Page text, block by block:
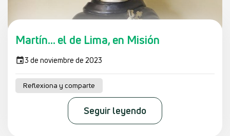
Martín… el de Lima, en Misión
3 de noviembre de 2023
Reflexiona y comparte
Seguir leyendo